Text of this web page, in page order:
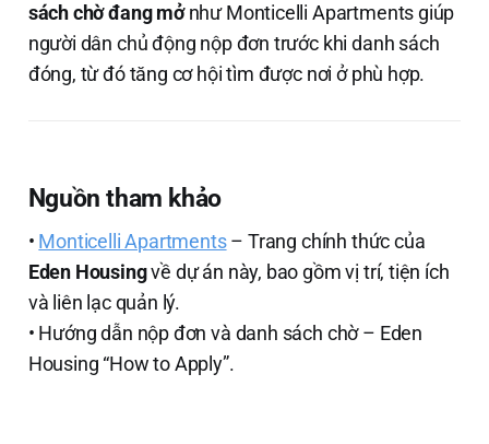
sách chờ đang mởnhư Monticelli Apartments giúp
người dân chủ động nộp đơn trước khi danh sách
đóng, từ đó tăng cơ hội tìm được nơi ở phù hợp.
Nguồn tham khảo
• Monticelli Apartments– Trang chính thức của
Eden Housingvề dự án này, bao gồm vị trí, tiện ích
và liên lạc quản lý.
• Hướng dẫn nộp đơn và danh sách chờ – Eden
Housing “How to Apply”.